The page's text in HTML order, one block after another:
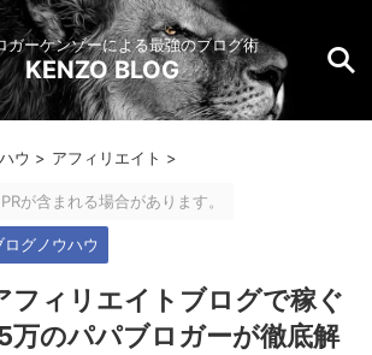
ガーケンゾーによる最強のブログ術
KENZO BLOG
ウ > アフィリエイト >
が含まれる場合があります。
ログノウハウ
フィリエイトブログで稼ぐ
万のパパブロガーが徹底解